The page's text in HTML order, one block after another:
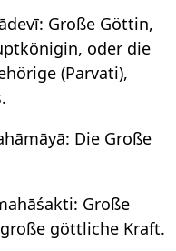
Große Göttin,
oder die
(Parvati),
Die Große
Große
göttliche Kraft.